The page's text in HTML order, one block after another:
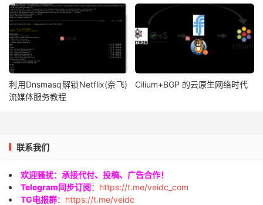
利用Dnsmasq解锁Netflix(奈飞)
流媒体服务教程
Cilium+BGP 的云原生网络时代
联系我们
欢迎骚扰：承接代付、投稿、广告合作！
Telegram同步订阅： https://t.me/veidc_com
TG电报群： https://t.me/veidc